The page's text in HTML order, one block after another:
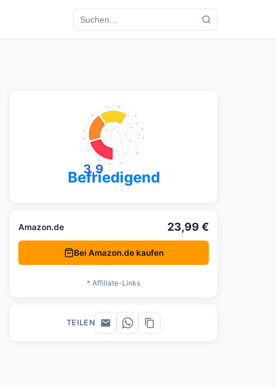
3,9
Befriedigend
Amazon.de 23,99 €
Bei Amazon.de kaufen
* Affiliate-Links
TEILEN